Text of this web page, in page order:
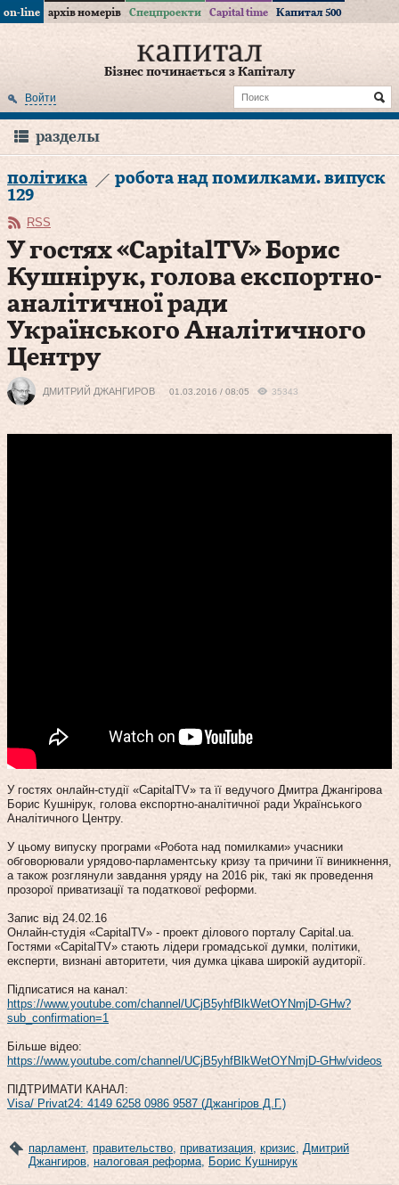
on-line архів номерів Спецпроекти Capital time Капитал 500
Бізнес починається з Капіталу
Войти
разделы
політика
робота над помилками. випуск
129
RSS
У гостях «CapitalTV» Борис
Кушнірук, голова експортно-
аналітичної ради
Українського Аналітичного
Центру
ДМИТРИЙ ДЖАНГИРОВ 01.03.2016 / 08:05 35343
У гостях онлайн-студії «CapitalTV» та її ведучого Дмитра Джангірова
Борис Кушнірук, голова експортно-аналітичної ради Українського
Аналітичного Центру.
У цьому випуску програми «Робота над помилками» учасники
обговорювали урядово-парламентську кризу та причини її виникнення,
а також розглянули завдання уряду на 2016 рік, такі як проведення
прозорої приватизації та податкової реформи.
Запис від 24.02.16
Онлайн-студія «CapitalTV» - проект ділового порталу Capital.ua.
Гостями «CapitalTV» стають лідери громадської думки, політики,
експерти, визнані авторитети, чия думка цікава широкій аудиторії.
Підписатися на канал:
https://www.youtube.com/channel/UCjB5yhfBlkWetOYNmjD-GHw?
sub_confirmation=1
Більше відео:
https://www.youtube.com/channel/UCjB5yhfBlkWetOYNmjD-GHw/videos
ПІДТРИМАТИ КАНАЛ:
Visa/ Privat24: 4149 6258 0986 9587 (Джангіров Д.Г.)
парламент, правительство, приватизация, кризис, Дмитрий
Джангиров, налоговая реформа, Борис Кушнирук